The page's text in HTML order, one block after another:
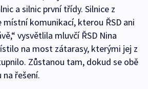
a silnic první třídy. Silnice z
místní komunikací, kterou ŘSD ani
vysvětlila mluvčí ŘSD Nina
na most zátarasy, kterými jej z
Zůstanou tam, dokud se obě
řešení.